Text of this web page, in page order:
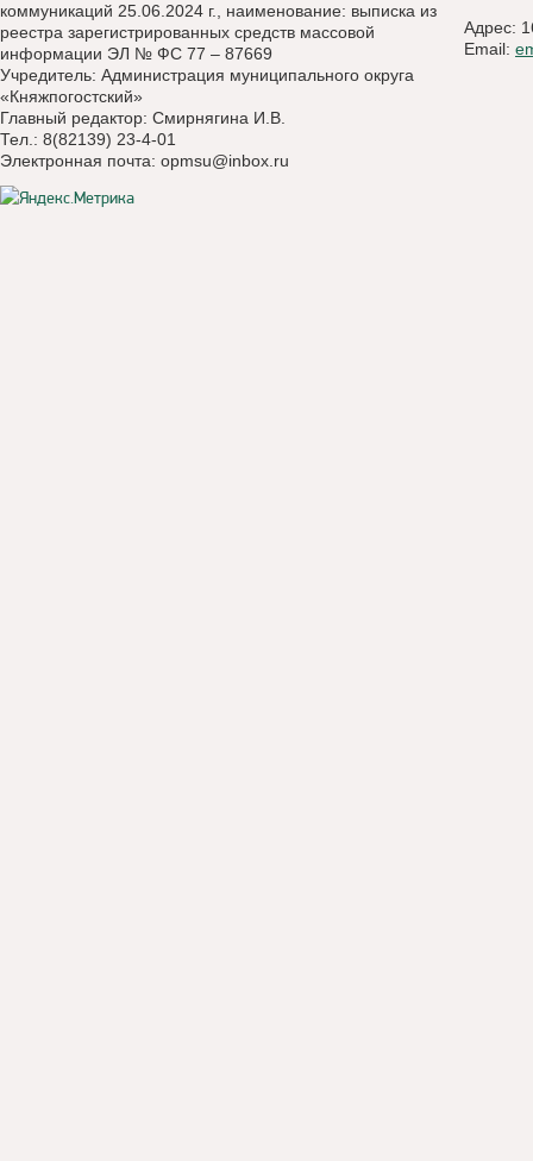
коммуникаций 25.06.2024 г., наименование: выписка из
реестра зарегистрированных средств массовой
информации ЭЛ № ФС 77 – 87669
Учредитель: Администрация муниципального округа
«Княжпогостский»
Главный редактор: Смирнягина И.В.
Тел.: 8(82139) 23-4-01
Электронная почта: opmsu@inbox.ru
Адрес:
Email: